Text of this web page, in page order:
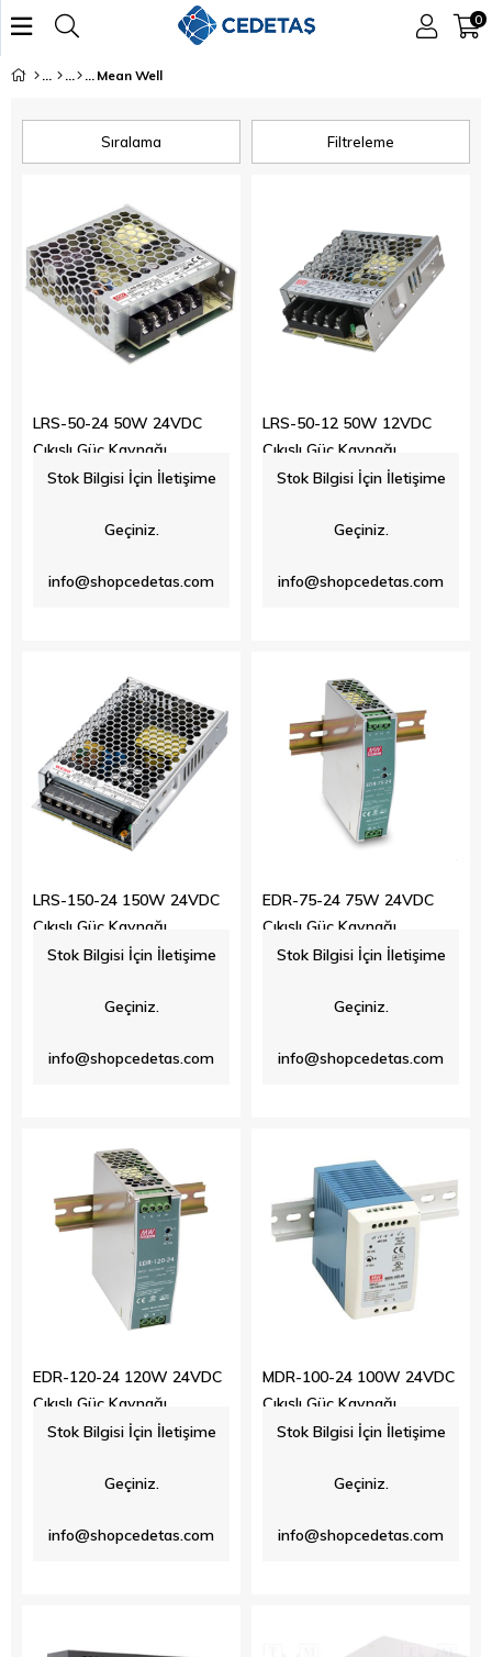
0
Mean Well
Filtreleme
Sıralama
Stok Bilgisi İçin İletişime
Geçiniz.
info@shopcedetas.com
LRS-50-24 50W 24VDC
Çıkışlı Güç Kaynağı
Stok Bilgisi İçin İletişime
Geçiniz.
info@shopcedetas.com
LRS-50-12 50W 12VDC
Çıkışlı Güç Kaynağı
Stok Bilgisi İçin İletişime
Geçiniz.
info@shopcedetas.com
LRS-150-24 150W 24VDC
Çıkışlı Güç Kaynağı
Stok Bilgisi İçin İletişime
Geçiniz.
info@shopcedetas.com
EDR-75-24 75W 24VDC
Çıkışlı Güç Kaynağı
Stok Bilgisi İçin İletişime
Geçiniz.
info@shopcedetas.com
EDR-120-24 120W 24VDC
Çıkışlı Güç Kaynağı
Stok Bilgisi İçin İletişime
Geçiniz.
info@shopcedetas.com
MDR-100-24 100W 24VDC
Çıkışlı Güç Kaynağı